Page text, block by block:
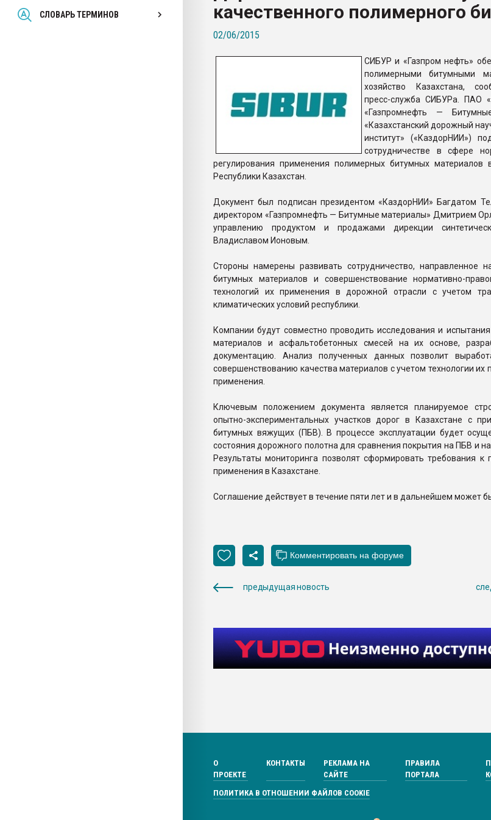
СЛОВАРЬ ТЕРМИНОВ
Всё, что касается выдува ПЭТ
бутылок
ПЕРЕЙТИ НА ФОРУМ
качественного полимерного
02/06/2015
СИБУР и «Газпром нефть»
полимерными битумными
хозяйство Казахстана,
пресс-служба СИБУРа. ПАО
«Газпромнефть —
«Казахстанский дорожный
институт» («КаздорНИИ»)
сотрудничестве в сфере
регулирования применения полимерных битумных материалов
Республики Казахстан.
Документ был подписан президентом «КаздорНИИ» Багдатом
директором «Газпромнефть — Битумные материалы» Дмитрием
управлению продуктом и продажами дирекции
Владиславом Ионовым.
Стороны намерены развивать сотрудничество, направленное
битумных материалов и совершенствование нормативно-
технологий их применения в дорожной отрасли с учетом
климатических условий республики.
Компании будут совместно проводить исследования и
материалов и асфальтобетонных смесей на их основе,
документацию. Анализ полученных данных позволит
совершенствованию качества материалов с учетом технологии их
применения.
Ключевым положением документа является планируемое
опытно-экспериментальных участков дорог в Казахстане с
битумных вяжущих (ПБВ). В процессе эксплуатации будет
состояния дорожного полотна для сравнения покрытия на ПБВ и
Результаты мониторинга позволят сформировать требования к
применения в Казахстане.
Соглашение действует в течение пяти лет и в дальнейшем может
предыдущая новость
О
ПРОЕКТЕ
КОНТАКТЫ
РЕКЛАМА НА
САЙТЕ
ПРАВИЛА
ПОРТАЛА
ПОЛИТИКА В ОТНОШЕНИИ ФАЙЛОВ COOKIE